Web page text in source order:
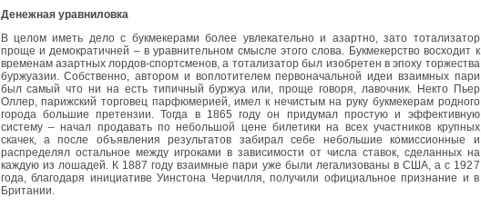
Денежная уравниловка
В целом иметь дело с букмекерами более увлекательно и азартно, зато тотализатор
проще и демократичней – в уравнительном смысле этого слова. Букмекерство восходит к
временам азартных лордов-спортсменов, а тотализатор был изобретен в эпоху торжества
буржуазии. Собственно, автором и воплотителем первоначальной идеи взаимных пари
был самый что ни на есть типичный буржуа или, проще говоря, лавочник. Некто Пьер
Оллер, парижский торговец парфюмерией, имел к нечистым на руку букмекерам родного
города большие претензии. Тогда в 1865 году он придумал простую и эффективную
систему – начал продавать по небольшой цене билетики на всех участников крупных
скачек, а после объявления результатов забирал себе небольшие комиссионные и
распределял остальное между игроками в зависимости от числа ставок, сделанных на
каждую из лошадей. К 1887 году взаимные пари уже были легализованы в США, а с 1927
года, благодаря инициативе Уинстона Черчилля, получили официальное признание и в
Британии.